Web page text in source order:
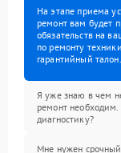
На этапе приема
ремонт вам будет
обязательств на
по ремонту
гарантийный талон.
Я уже знаю в чем
ремонт необходим.
диагностику?
Мне нужен